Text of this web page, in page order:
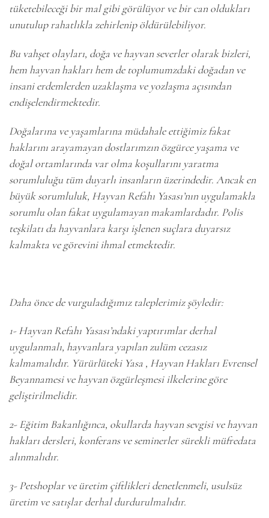
tüketebileceği bir mal gibi görülüyor ve bir can oldukları
unutulup rahatlıkla zehirlenip öldürülebiliyor.
Bu vahşet olayları, doğa ve hayvan severler olarak bizleri,
hem hayvan hakları hem de toplumumzdaki doğadan ve
insani erdemlerden uzaklaşma ve yozlaşma açısından
endişelendirmektedir.
Doğalarına ve yaşamlarına müdahale ettiğimiz fakat
haklarını arayamayan dostlarımzın özgürce yaşama ve
doğal ortamlarında var olma koşullarını yaratma
sorumluluğu tüm duyarlı insanların üzerindedir. Ancak en
büyük sorumluluk, Hayvan Refahı Yasası’nın uygulamakla
sorumlu olan fakat uygulamayan makamlardadır. Polis
teşkilatı da hayvanlara karşı işlenen suçlara duyarsız
kalmakta ve görevini ihmal etmektedir.
Daha önce de vurguladığımız taleplerimiz şöyledir:
1- Hayvan Refahı Yasası’ndaki yaptırımlar derhal
uygulanmalı, hayvanlara yapılan zulüm cezasız
kalmamalıdır. Yürürlüteki Yasa , Hayvan Hakları Evrensel
Beyannamesi ve hayvan özgürleşmesi ilkelerine göre
geliştirilmelidir.
2- Eğitim Bakanlığınca, okullarda hayvan sevgisi ve hayvan
hakları dersleri, konferans ve seminerler sürekli müfredata
alınmalıdır.
3- Petshoplar ve üretim çiftlikleri denetlenmeli, usulsüz
üretim ve satışlar derhal durdurulmalıdır.